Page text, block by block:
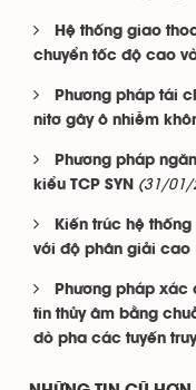
Hệ thống giao
chuyển tốc độ cao
Phương pháp tái
nitơ gây ô nhiễm
Phương pháp
kiểu TCP SYN
(31/01/
Kiến trúc hệ
với độ phân giải cao
Phương pháp xác
tin thủy âm bằng
dò pha các tuyến